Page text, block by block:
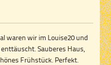
waren wir im Louise20 und
Sauberes Haus,
Frühstück. Perfekt.